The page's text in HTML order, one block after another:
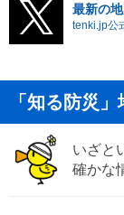
最新の
tenki.jp公
「知る防災
いざと
確かな